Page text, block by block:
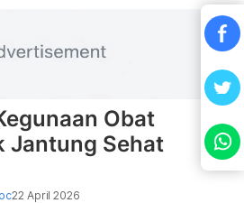
Obat
Jantung Sehat
22 April 2026